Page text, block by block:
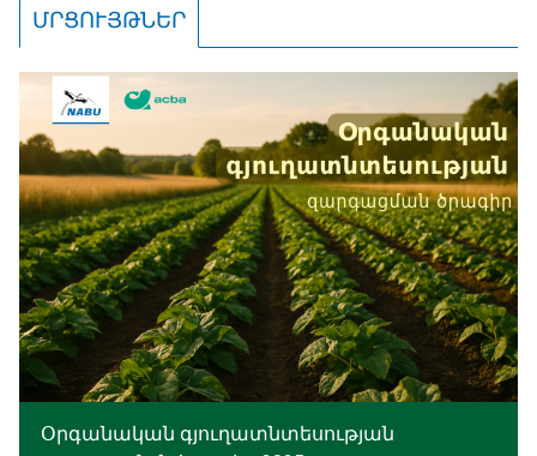
ՄՐՑՈՒՅԹՆԵՐ
Օրգանական գյուղատնտեսության